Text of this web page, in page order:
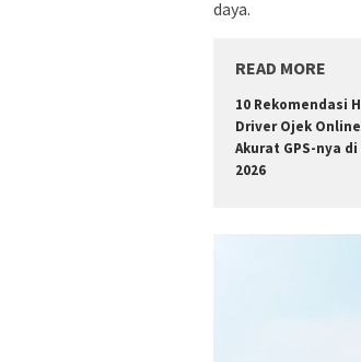
daya.
READ MORE
10 Rekomendasi
Driver Ojek
Akurat GPS-nya
2026